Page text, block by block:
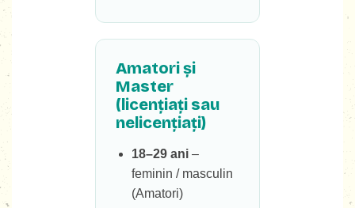
Amatori și
Master
(licențiați sau
nelicențiați)
18–29 ani –
feminin / masculin
(Amatori)